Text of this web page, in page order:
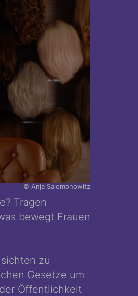
© Anja Salomonowitz
Tragen
bewegt Frauen
zu
Gesetze um
Öffentlichkeit